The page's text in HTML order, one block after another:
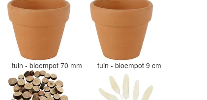
tuin - bloempot 70 mm tuin - bloempot 9 cm